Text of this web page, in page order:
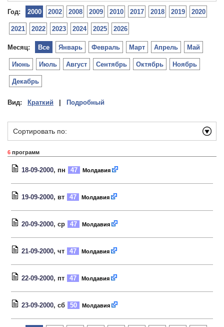
Год: 2000 2002 2008 2009 2010 2017 2018 2019 2020
2021 2022 2023 2024 2025 2026
Месяц: Январь Февраль Март Апрель Май
Июнь Июль Август Сентябрь Октябрь Ноябрь
Декабрь
Все
Вид: Краткий Подробный
Сортировать по:
6 программ
18-09-2000, пн 47 Молдавия
19-09-2000, вт 47 Молдавия
20-09-2000, ср 47 Молдавия
21-09-2000, чт 47 Молдавия
22-09-2000, пт 47 Молдавия
23-09-2000, сб 50 Молдавия